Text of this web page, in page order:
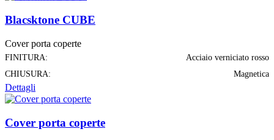
Blacsktone CUBE
Cover porta coperte
FINITURA:
Acciaio verniciato rosso
CHIUSURA:
Magnetica
Dettagli
Cover porta coperte